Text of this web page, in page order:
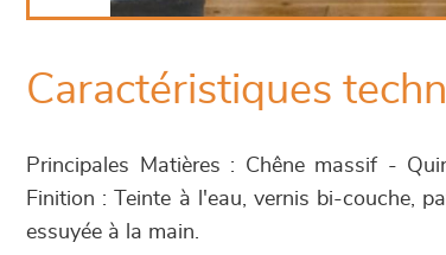
Caractéristiques
Principales Matières : Chêne massif -
Finition : Teinte à l'eau, vernis bi-couche,
essuyée à la main.